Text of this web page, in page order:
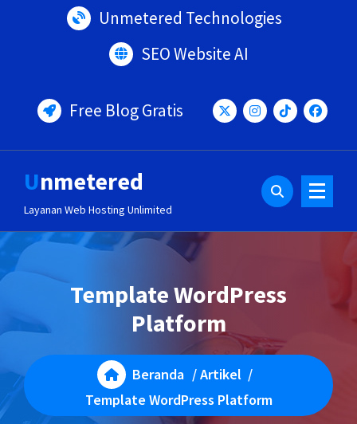
Unmetered Technologies
SEO Website AI
Free Blog Gratis
Unmetered
Layanan Web Hosting Unlimited
Template WordPress
Platform
Beranda /Artikel /
Template WordPress Platform